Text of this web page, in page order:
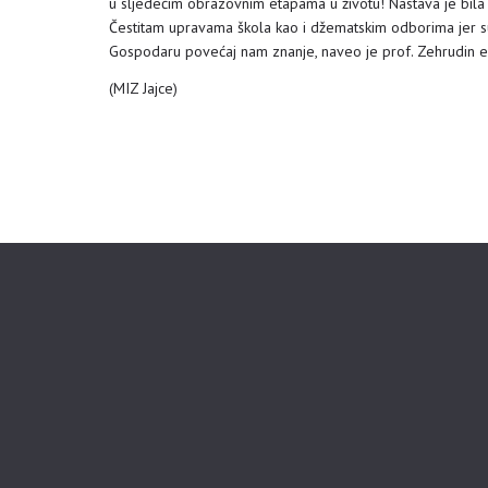
Čestitam upravama škola kao i džematskim odborima
Gospodaru povećaj nam znanje, naveo je prof. Zehrudin
(MIZ Jajce)